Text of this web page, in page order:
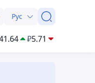
Рус
₽5.71